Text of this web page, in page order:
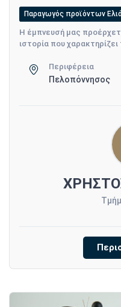
Παραγωγός προϊόντων
Η έμπνευσή μας
ιστορία που
Περιφέρεια
Πελοπόννησος